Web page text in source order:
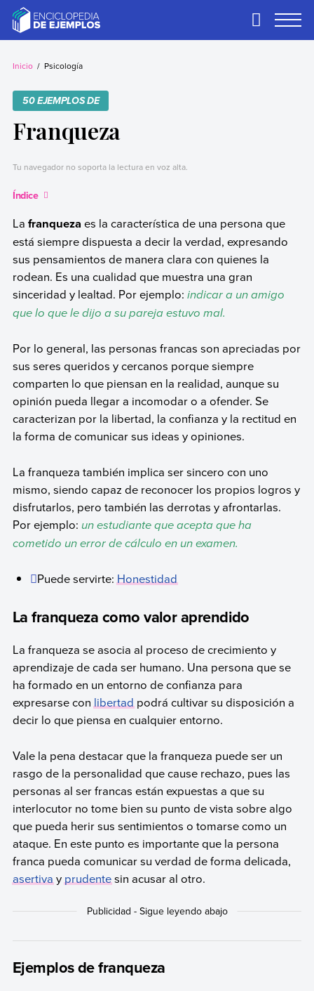
contentEjemplos
Necesitas ejemplos.
Primary
Inicio Psicología
50 EJEMPLOS DE
Franqueza
Tu navegador no soporta la lectura en voz alta.
Índice
La franqueza es la característica de una persona que
está siempre dispuesta a decir la verdad, expresando
sus pensamientos de manera clara con quienes la
rodean. Es una cualidad que muestra una gran
sinceridad y lealtad. Por ejemplo: indicar a un amigo
que lo que le dijo a su pareja estuvo mal.
Por lo general, las personas francas son apreciadas por
sus seres queridos y cercanos porque siempre
comparten lo que piensan en la realidad, aunque su
opinión pueda llegar a incomodar o a ofender. Se
caracterizan por la libertad, la confianza y la rectitud en
la forma de comunicar sus ideas y opiniones.
La franqueza también implica ser sincero con uno
mismo, siendo capaz de reconocer los propios logros y
disfrutarlos, pero también las derrotas y afrontarlas.
Por ejemplo: un estudiante que acepta que ha
cometido un error de cálculo en un examen.
Puede servirte:Honestidad
La franqueza como valor aprendido
La franqueza se asocia al proceso de crecimiento y
aprendizaje de cada ser humano. Una persona que se
ha formado en un entorno de confianza para
expresarse conlibertadpodrá cultivar su disposición a
decir lo que piensa en cualquier entorno.
Vale la pena destacar que la franqueza puede ser un
rasgo de la personalidad que cause rechazo, pues las
personas al ser francas están expuestas a que su
interlocutor no tome bien su punto de vista sobre algo
que pueda herir sus sentimientos o tomarse como un
ataque. En este punto es importante que la persona
franca pueda comunicar su verdad de forma delicada,
asertivayprudentesin acusar al otro.
Ejemplos de franqueza